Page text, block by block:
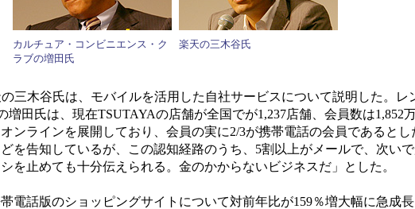
カルチュア・コンビニエンス・ク
ラブの増田氏
楽天の三木谷氏
三木谷氏は、モバイルを活用した自社サービスについて説明した。レ
田氏は、現在TSUTAYAの店舗が全国でが1,237店舗、会員数は1,852
ンラインを展開しており、会員の実に2/3が携帯電話の会員であると
を告知しているが、この認知経路のうち、5割以上がメールで、次い
を止めても十分伝えられる。金のかからないビジネスだ」とした。
電話版のショッピングサイトについて対前年比が159％増大幅に急成長